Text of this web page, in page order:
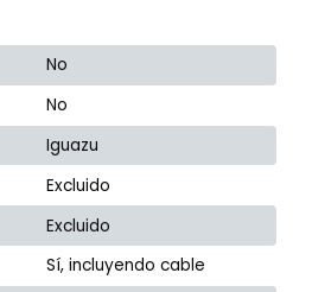
No
No
Iguazu
Excluido
Excluido
Sí, incluyendo cable